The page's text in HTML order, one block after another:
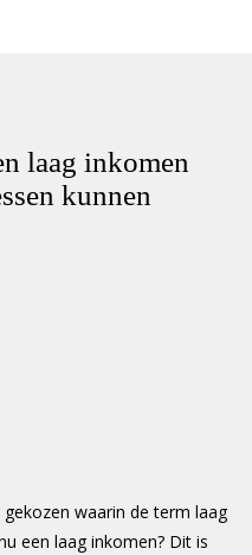
laag inkomen
kunnen
waarin de term laag
een laag inkomen? Dit is